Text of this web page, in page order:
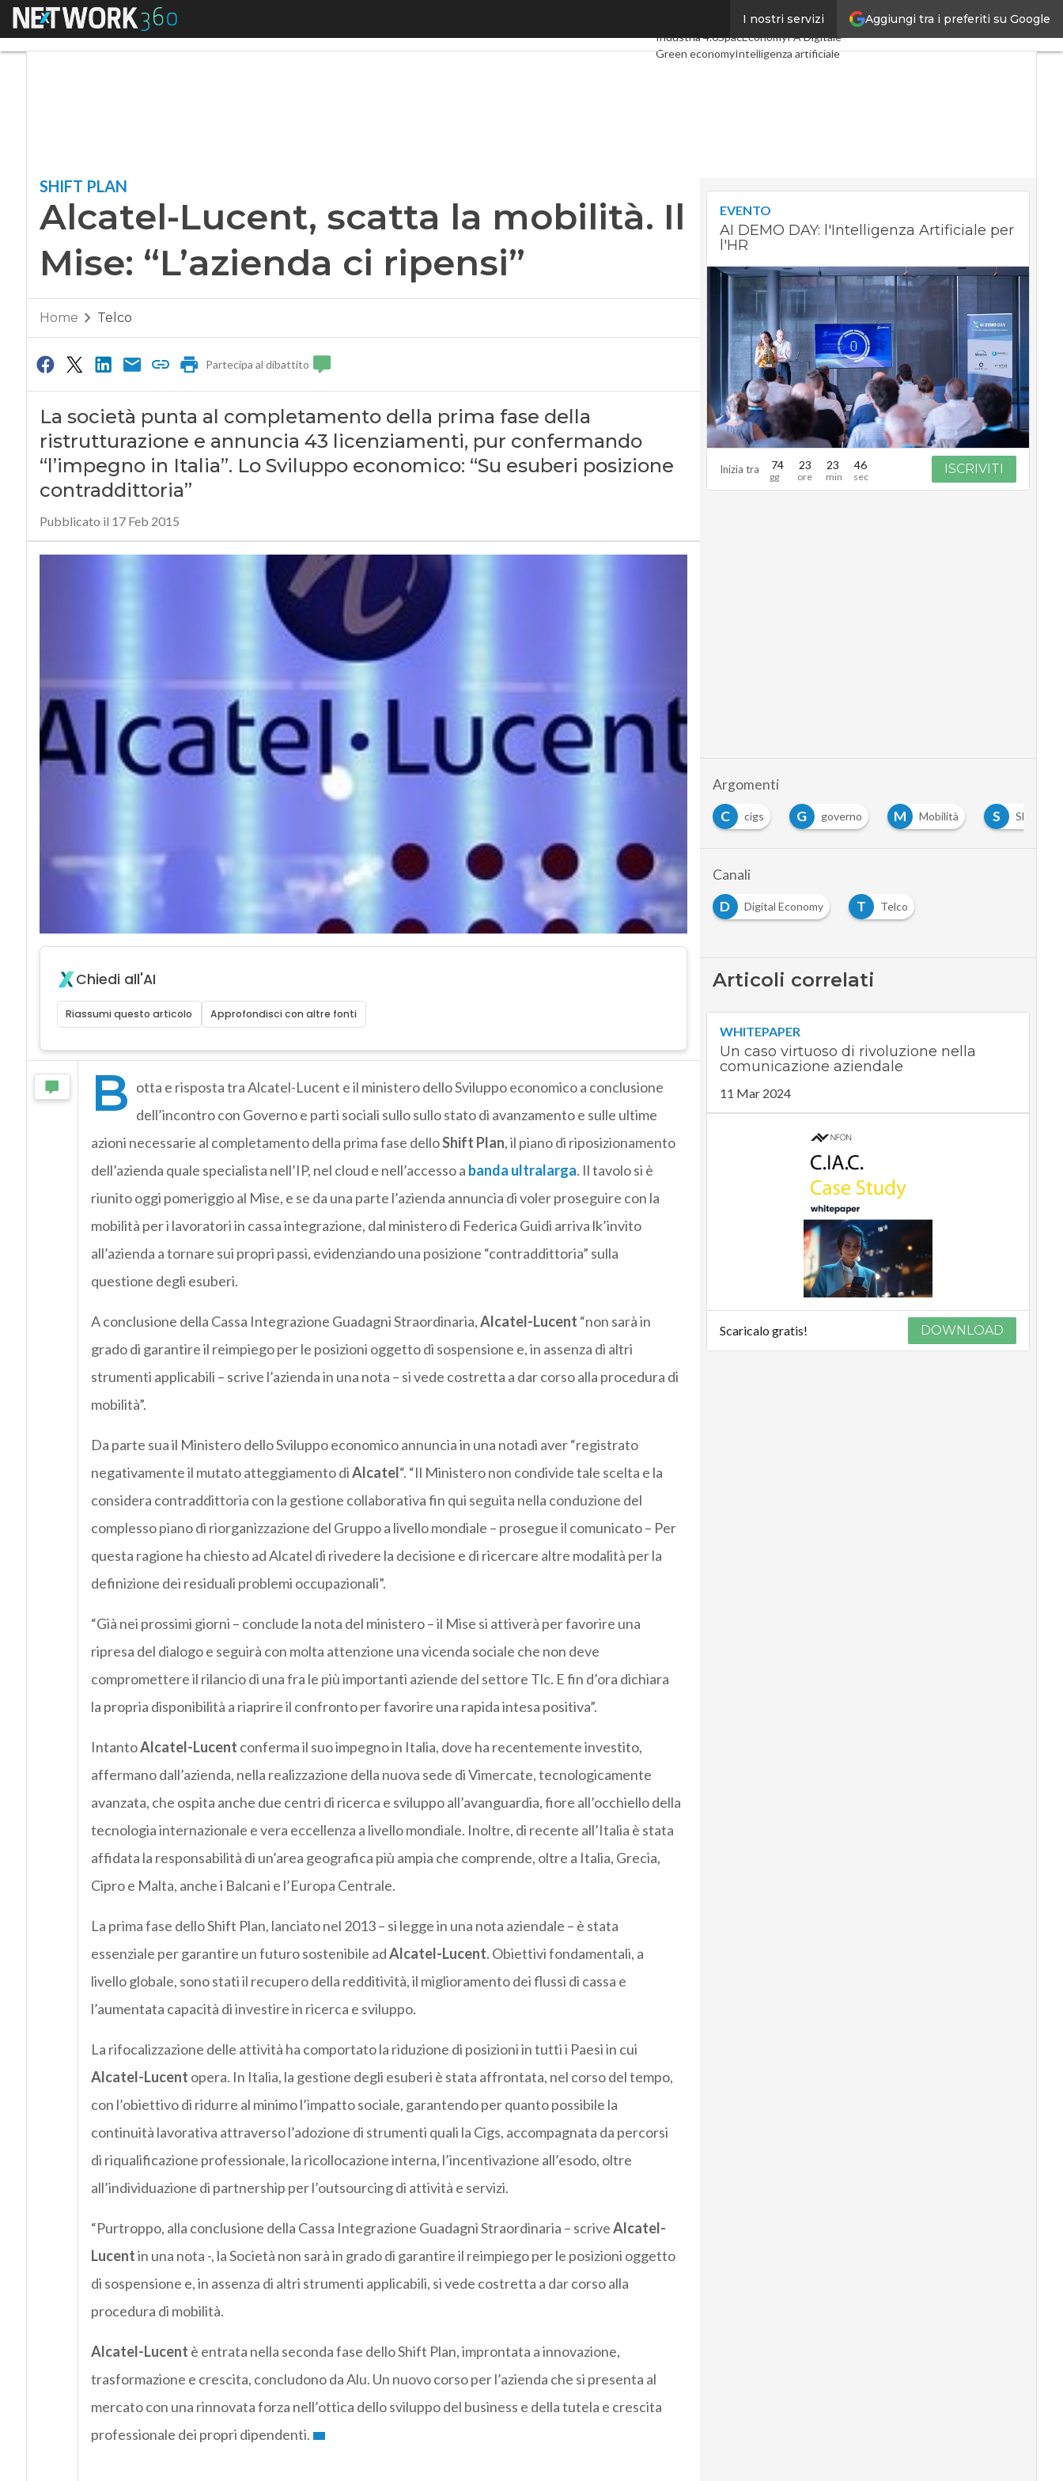
Aggiungi tra i preferiti su Google
I nostri servizi
Menu Digital EconomyTelco
Industria 4.0SpacEconomyPA Digitale
Green economyIntelligenza artificiale
SHIFT PLAN
Alcatel-Lucent, scatta la mobilità. Il
Mise: “L’azienda ci ripensi”
Home Telco
Partecipa al dibattito
La società punta al completamento della prima fase della
ristrutturazione e annuncia 43 licenziamenti, pur confermando
“l’impegno in Italia”. Lo Sviluppo economico: “Su esuberi posizione
contraddittoria”
Pubblicato il 17 Feb 2015
Chiedi all'AI
Riassumi questo articolo Approfondisci con altre fonti
B otta e risposta tra Alcatel-Lucent e il ministero dello Sviluppo economico a conclusione
dell’incontro con Governo e parti sociali sullo sullo stato di avanzamento e sulle ultime
azioni necessarie al completamento della prima fase delloShift Plan, il piano di riposizionamento
dell’azienda quale specialista nell’IP, nel cloud e nell’accesso a banda ultralarga. Il tavolo si è
riunito oggi pomeriggio al Mise, e se da una parte l’azienda annuncia di voler proseguire con la
mobilità per i lavoratori in cassa integrazione, dal ministero di Federica Guidi arriva lk’invito
all’azienda a tornare sui propri passi, evidenziando una posizione “contraddittoria” sulla
questione degli esuberi.
A conclusione della Cassa Integrazione Guadagni Straordinaria,Alcatel-Lucent “non sarà in
grado di garantire il reimpiego per le posizioni oggetto di sospensione e, in assenza di altri
strumenti applicabili – scrive l’azienda in una nota – si vede costretta a dar corso alla procedura di
mobilità”.
Da parte sua il Ministero dello Sviluppo economico annuncia in una notadi aver “registrato
negativamente il mutato atteggiamento diAlcatel“. “Il Ministero non condivide tale scelta e la
considera contraddittoria con la gestione collaborativa fin qui seguita nella conduzione del
complesso piano di riorganizzazione del Gruppo a livello mondiale – prosegue il comunicato – Per
questa ragione ha chiesto ad Alcatel di rivedere la decisione e di ricercare altre modalità per la
definizione dei residuali problemi occupazionali”.
“Già nei prossimi giorni – conclude la nota del ministero – il Mise si attiverà per favorire una
ripresa del dialogo e seguirà con molta attenzione una vicenda sociale che non deve
compromettere il rilancio di una fra le più importanti aziende del settore Tlc. E fin d’ora dichiara
la propria disponibilità a riaprire il confronto per favorire una rapida intesa positiva”.
IntantoAlcatel-Lucent conferma il suo impegno in Italia, dove ha recentemente investito,
affermano dall’azienda, nella realizzazione della nuova sede di Vimercate, tecnologicamente
avanzata, che ospita anche due centri di ricerca e sviluppo all’avanguardia, fiore all’occhiello della
tecnologia internazionale e vera eccellenza a livello mondiale. Inoltre, di recente all’Italia è stata
affidata la responsabilità di un’area geografica più ampia che comprende, oltre a Italia, Grecia,
Cipro e Malta, anche i Balcani e l’Europa Centrale.
La prima fase dello Shift Plan, lanciato nel 2013 – si legge in una nota aziendale – è stata
essenziale per garantire un futuro sostenibile adAlcatel-Lucent. Obiettivi fondamentali, a
livello globale, sono stati il recupero della redditività, il miglioramento dei flussi di cassa e
l’aumentata capacità di investire in ricerca e sviluppo.
La rifocalizzazione delle attività ha comportato la riduzione di posizioni in tutti i Paesi in cui
Alcatel-Lucent opera. In Italia, la gestione degli esuberi è stata affrontata, nel corso del tempo,
con l’obiettivo di ridurre al minimo l’impatto sociale, garantendo per quanto possibile la
continuità lavorativa attraverso l’adozione di strumenti quali la Cigs, accompagnata da percorsi
di riqualificazione professionale, la ricollocazione interna, l’incentivazione all’esodo, oltre
all’individuazione di partnership per l’outsourcing di attività e servizi.
“Purtroppo, alla conclusione della Cassa Integrazione Guadagni Straordinaria – scriveAlcatel-
Lucentin una nota -, la Società non sarà in grado di garantire il reimpiego per le posizioni oggetto
di sospensione e, in assenza di altri strumenti applicabili, si vede costretta a dar corso alla
procedura di mobilità.
Alcatel-Lucent è entrata nella seconda fase dello Shift Plan, improntata a innovazione,
trasformazione e crescita, concludono da Alu. Un nuovo corso per l’azienda che si presenta al
mercato con una rinnovata forza nell’ottica dello sviluppo del business e della tutela e crescita
professionale dei propri dipendenti.
EVENTO
AI DEMO DAY: l'Intelligenza Artificiale per
l'HR
Inizia tra 74 23 23 45 ISCRIVITI
Argomenti
C cigs G governo M Mobilità S Shift Plan
Canali
D
Digital Economy T Telco
Articoli correlati
WHITEPAPER
Un caso virtuoso di rivoluzione nella
comunicazione aziendale
11 Mar 2024
Scaricalo gratis! DOWNLOAD